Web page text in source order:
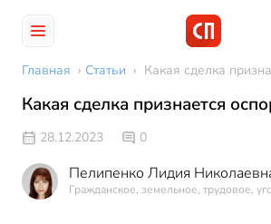
Главная › Статьи › Какая сделка
Какая сделка признается
28.12.2023 0
Пелипенко Лидия
Гражданское, земельное, трудовое,